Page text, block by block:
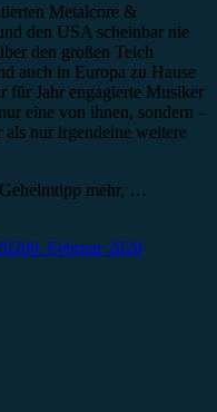
Metalcore &
den USA scheinbar nie
den großen Teich
auch in Europa zu Hause
für Jahr engagierte Musiker
eine von ihnen, sondern –
nur irgendeine weitere
mehr, …
9. Februar 2020